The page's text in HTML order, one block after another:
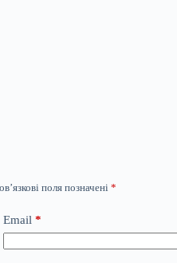
поля позначені *
Email *